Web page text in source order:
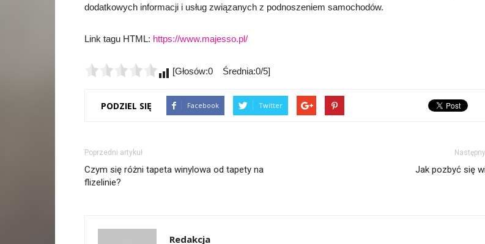
dodatkowych informacji i usług związanych z podnoszeniem samochodów.
Link tagu HTML: https://www.majesso.pl/
[Głosów:0 Średnia:0/5]
PODZIEL SIĘ Facebook Twitter
Poprzedni artykuł
Czym się różni tapeta winylowa od tapety na
flizelinie?
Jak pozbyć się
Redakcja